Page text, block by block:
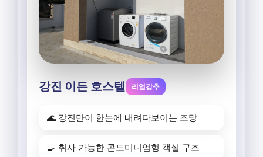
강진 이든 호스텔 리얼강추
🌊 강진만이 한눈에 내려다보이는 조망
🍳 취사 가능한 콘도미니엄형 객실 구조